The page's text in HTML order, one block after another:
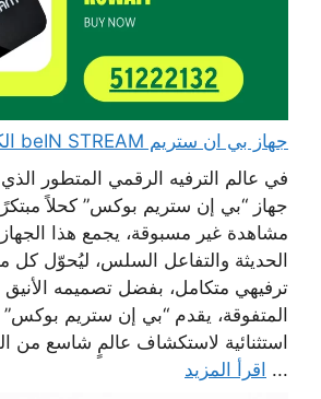
جهاز بي ان ستريم beIN STREAM الكويت مع اشتراك
في عالم الترفيه الرقمي المتطور الذي
جهاز “بي إن ستريم بوكس” كحلاً
مشاهدة غير مسبوقة، يجمع هذا الجهاز
الحديثة والتفاعل السلس، ليُحوّل كل
ترفيهي متكامل، بفضل تصميمه الأنيق
المتفوقة، يقدم “بي إن ستريم بوكس”
استثنائية لاستكشاف عالمٍ شاسع من
... اقرأ المزيد